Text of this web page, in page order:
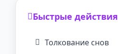
Быстрые действия
Толкование снов